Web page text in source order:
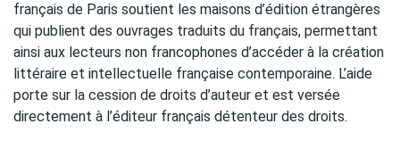
français de Paris soutient les maisons d’édition étrangères
qui publient des ouvrages traduits du français, permettant
ainsi aux lecteurs non francophones d’accéder à la création
littéraire et intellectuelle française contemporaine. L’aide
porte sur la cession de droits d’auteur et est versée
directement à l’éditeur français détenteur des droits.